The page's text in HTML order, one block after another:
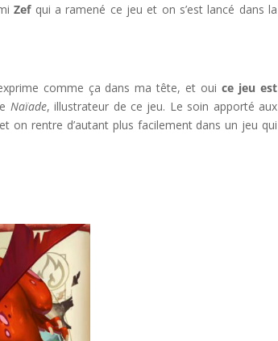
Zefqui a ramené ce jeu et on s’est lancé dans la
comme ça dans ma tête, et ouice jeu est
Naïade, illustrateur de ce jeu. Le soin apporté aux
on rentre d’autant plus facilement dans un jeu qui